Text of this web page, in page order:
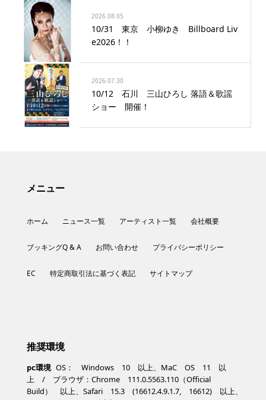
2026.08.05
10/31 東京 小柳ゆき Billboard Liv
e2026！！
2026.07.30
10/12 石川 三山ひろし 落語＆歌謡
ショー 開催！
メニュー
ホーム ニュース一覧 アーティスト一覧 会社概要
ブッキングQ & A お問い合わせ プライバシーポリシー
EC 特定商取引法に基づく表記 サイトマップ
推奨環境
pc環境 OS： Windows 10 以上、MaC OS 11 以
上 / ブラウザ：Chrome 111.0.5563.110（Official
Build） 以上、Safari 15.3 (16612.4.9.1.7, 16612) 以上、